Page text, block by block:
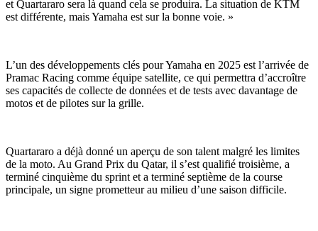
et Quartararo sera là quand cela se produira. La situation de KTM
est différente, mais Yamaha est sur la bonne voie. »
L’un des développements clés pour Yamaha en 2025 est l’arrivée de
Pramac Racing comme équipe satellite, ce qui permettra d’accroître
ses capacités de collecte de données et de tests avec davantage de
motos et de pilotes sur la grille.
Quartararo a déjà donné un aperçu de son talent malgré les limites
de la moto. Au Grand Prix du Qatar, il s’est qualifié troisième, a
terminé cinquième du sprint et a terminé septième de la course
principale, un signe prometteur au milieu d’une saison difficile.